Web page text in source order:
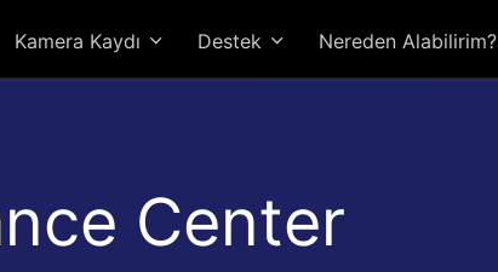
Kamera Kaydı Destek Nereden Alabilirim?
Center